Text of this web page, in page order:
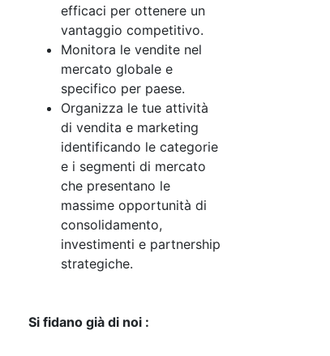
efficaci per ottenere un
vantaggio competitivo.
Monitora le vendite nel
mercato globale e
specifico per paese.
Organizza le tue attività
di vendita e marketing
identificando le categorie
e i segmenti di mercato
che presentano le
massime opportunità di
consolidamento,
investimenti e partnership
strategiche.
Si fidano già di noi :